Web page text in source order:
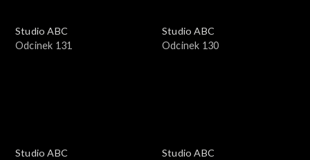
Studio ABC
Odcinek 131
Studio ABC
Odcinek 130
Studio ABC
Studio ABC